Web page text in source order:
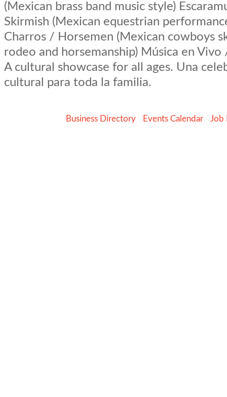
(Mexican brass band music style)
Skirmish (Mexican equestrian
Charros / Horsemen (Mexican cowboys
rodeo and horsemanship) Música en Vivo
A cultural showcase for all ages. Una
cultural para toda la familia.
Business Directory Events Calendar Job